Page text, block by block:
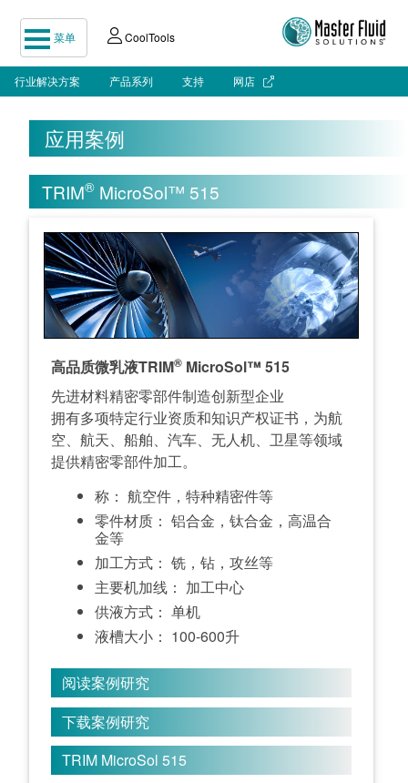
菜单 CoolTools
行业解决方案 产品系列 支持 网店
应用案例
TRIM® MicroSol™ 515
高品质微乳液TRIM® MicroSol™ 515
先进材料精密零部件制造创新型企业
拥有多项特定行业资质和知识产权证书，为航
空、航天、船舶、汽车、无人机、卫星等领域
提供精密零部件加工。
称： 航空件，特种精密件等
零件材质： 铝合金，钛合金，高温合
金等
加工方式： 铣，钻，攻丝等
主要机加线： 加工中心
供液方式： 单机
液槽大小： 100-600升
阅读案例研究
下载案例研究
TRIM MicroSol 515